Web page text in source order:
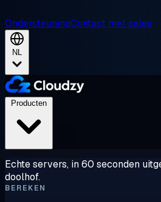
OndersteuningContact met sales
NL
Echte servers, in 60 seconden
doolhof.
BEREKEN